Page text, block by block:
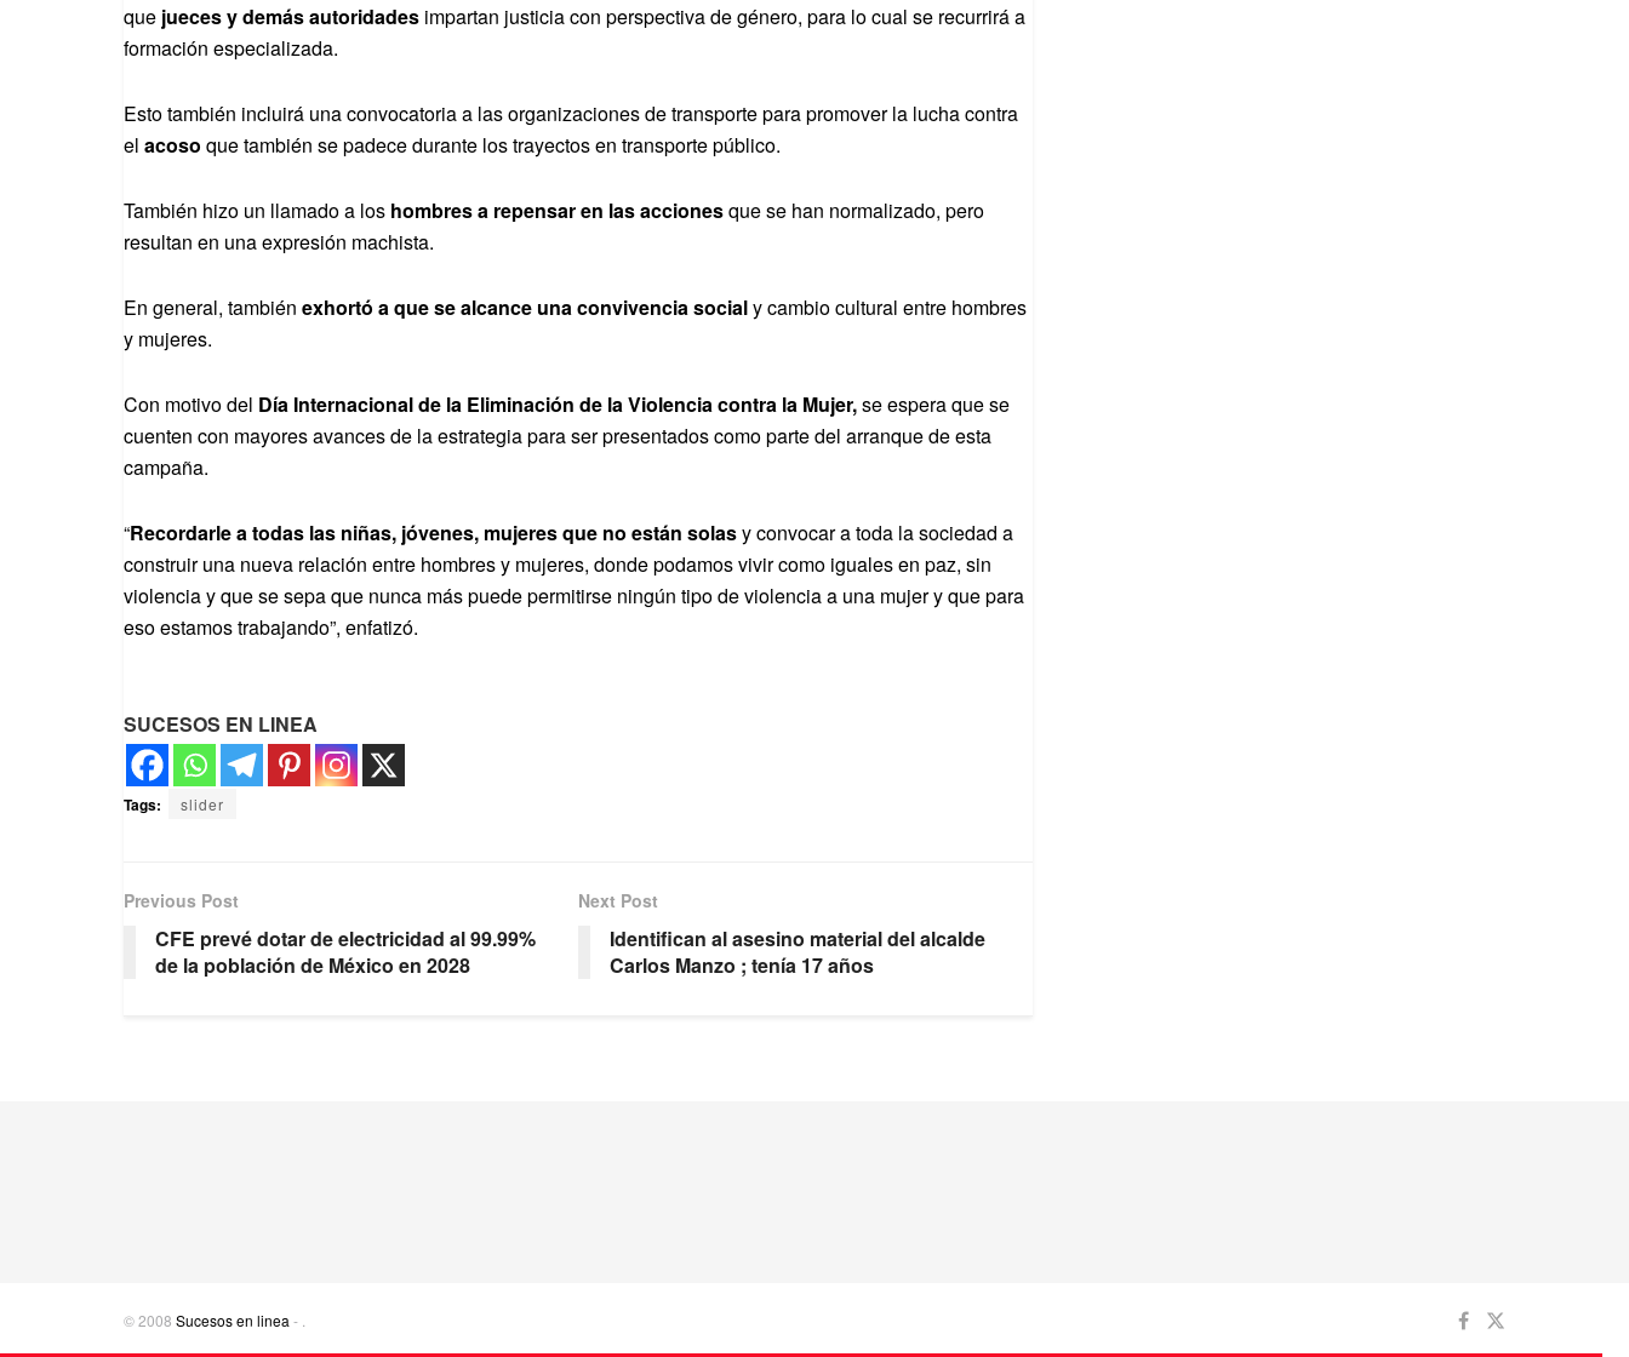
que jueces y demás autoridades impartan justicia con perspectiva de género, para lo cual se recurrirá a
formación especializada.
Esto también incluirá una convocatoria a las organizaciones de transporte para promover la lucha contra
el acoso que también se padece durante los trayectos en transporte público.
También hizo un llamado a los hombres a repensar en las accionesque se han normalizado, pero
resultan en una expresión machista.
En general, también exhortó a que se alcance una convivencia socialy cambio cultural entre hombres
y mujeres.
Con motivo del Día Internacional de la Eliminación de la Violencia contra la Mujer,se espera que se
cuenten con mayores avances de la estrategia para ser presentados como parte del arranque de esta
campaña.
“Recordarle a todas las niñas, jóvenes, mujeres que no están solasy convocar a toda la sociedad a
construir una nueva relación entre hombres y mujeres, donde podamos vivir como iguales en paz, sin
violencia y que se sepa que nunca más puede permitirse ningún tipo de violencia a una mujer y que para
eso estamos trabajando”, enfatizó.
SUCESOS EN LINEA
Tags: slider
Previous Post
CFE prevé dotar de electricidad al 99.99%
de la población de México en 2028
Next Post
Identifican al asesino material del alcalde
Carlos Manzo ; tenía 17 años
© 2008 Sucesos en linea -